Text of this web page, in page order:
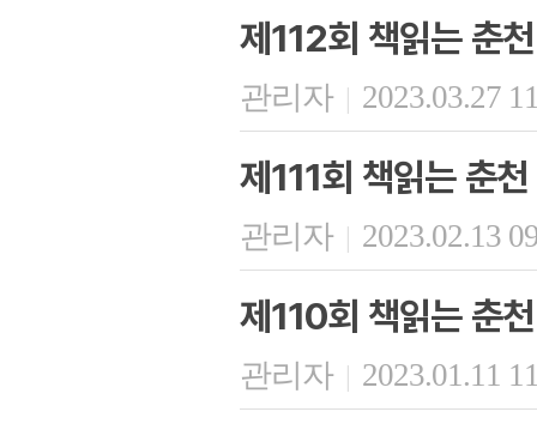
제112회 책읽는 춘천
관리자 | 2023.03.27
제111회 책읽는 춘천
관리자 | 2023.02.13
제110회 책읽는 춘천
관리자 | 2023.01.11